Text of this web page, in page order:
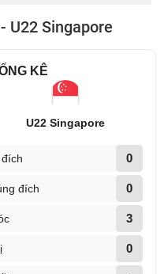
U22 Singapore